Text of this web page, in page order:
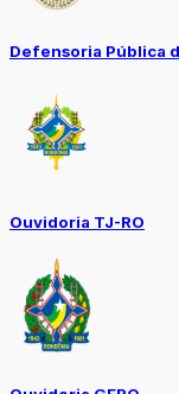
Defensoria Pública
Ouvidoria TJ-RO